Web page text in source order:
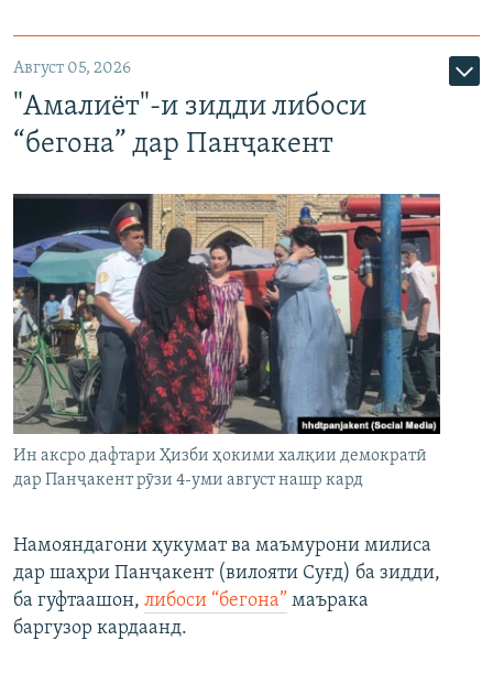
Август 05, 2026
"Амалиёт"-и зидди либоси
“бегона” дар Панҷакент
Ин аксро дафтари Ҳизби ҳокими халқии демократӣ
дар Панҷакент рӯзи 4-уми август нашр кард
Намояндагони ҳукумат ва маъмурони милиса
дар шаҳри Панҷакент (вилояти Суғд) ба зидди,
ба гуфтаашон, либоси “бегона” маърака
баргузор кардаанд.